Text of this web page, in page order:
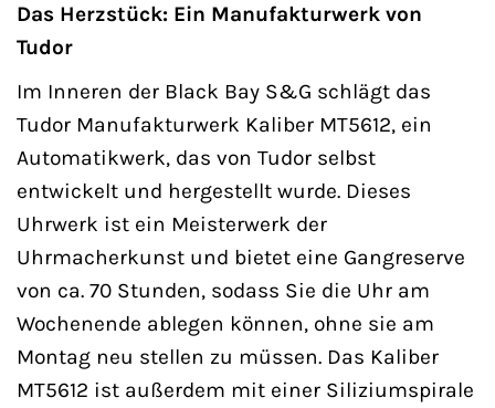
Das Herzstück: Ein Manufakturwerk von
Tudor
Im Inneren der Black Bay S&G schlägt das
Tudor Manufakturwerk Kaliber MT5612, ein
Automatikwerk, das von Tudor selbst
entwickelt und hergestellt wurde. Dieses
Uhrwerk ist ein Meisterwerk der
Uhrmacherkunst und bietet eine Gangreserve
von ca. 70 Stunden, sodass Sie die Uhr am
Wochenende ablegen können, ohne sie am
Montag neu stellen zu müssen. Das Kaliber
MT5612 ist außerdem mit einer Siliziumspirale